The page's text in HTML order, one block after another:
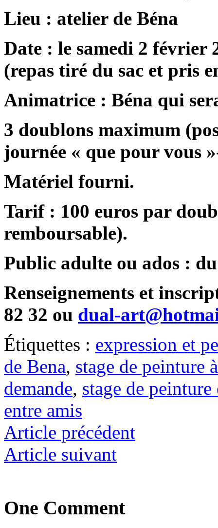
Lieu : atelier de Béna
Date : le samedi 2 février
(repas tiré du sac et pris
Animatrice : Béna qui
3 doublons maximum
journée « que pour vous
Matériel fourni.
Tarif : 100 euros par
remboursable).
Public adulte ou ados :
Renseignements et
82 32 ou dual-
Étiquettes : expression et
de Bena, stage de peinture
demande, stage de
entre amis
Article précédent
Article suivant
One Comment